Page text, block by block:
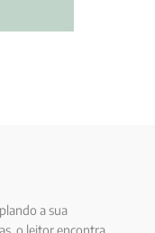
a sua
o leitor encontra